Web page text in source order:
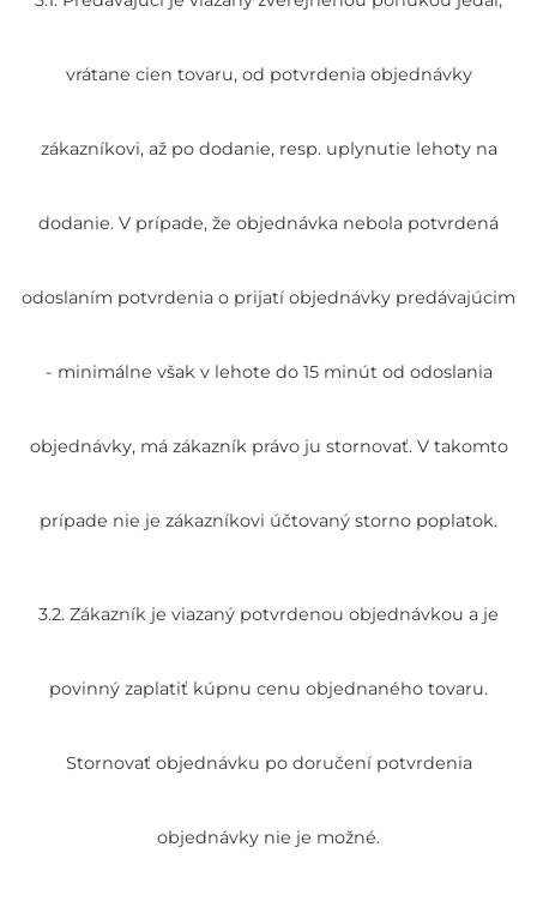
vrátane cien tovaru, od potvrdenia objednávky
zákazníkovi, až po dodanie, resp. uplynutie lehoty na
dodanie. V prípade, že objednávka nebola potvrdená
odoslaním potvrdenia o prijatí objednávky predávajúcim
- minimálne však v lehote do 15 minút od odoslania
objednávky, má zákazník právo ju stornovať. V takomto
prípade nie je zákazníkovi účtovaný storno poplatok.
3.2. Zákazník je viazaný potvrdenou objednávkou a je
povinný zaplatiť kúpnu cenu objednaného tovaru.
Stornovať objednávku po doručení potvrdenia
objednávky nie je možné.